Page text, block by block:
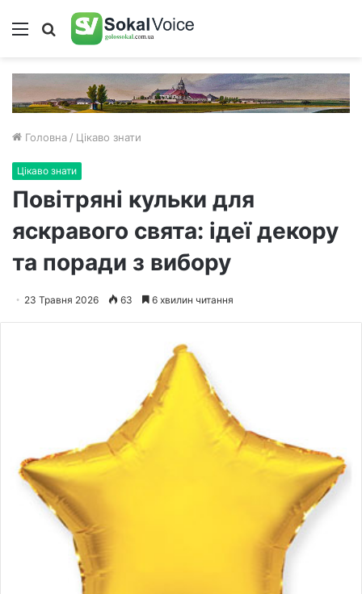
Меню Пошук
Головна / Цікаво знати
Цікаво знати
Повітряні кульки для
яскравого свята: ідеї декору
та поради з вибору
23 Травня 2026 63 6 хвилин читання